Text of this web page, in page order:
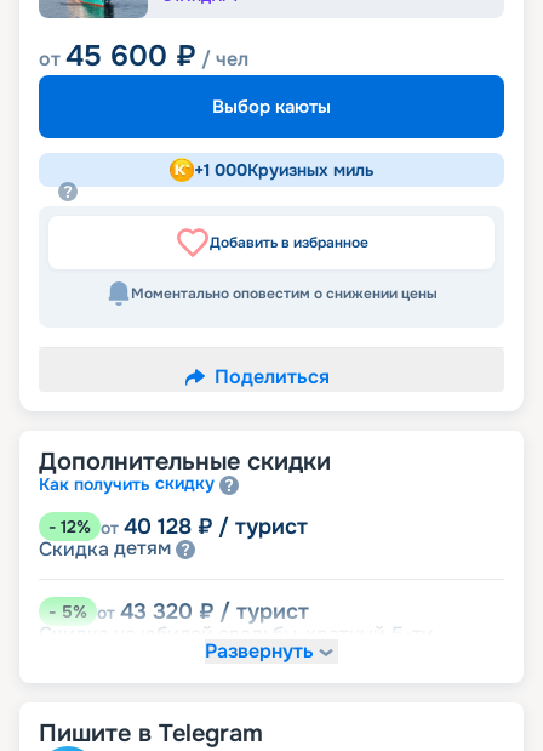
от45 600 ₽ / чел
Выбор каюты
+1 000Круизных миль
Добавить в избранное
Моментально оповестим о снижении цены
Поделиться
Дополнительные скидки
Как получить скидку
- 12% от 40 128 ₽ / турист
Скидка детям
-5% от 43 320 ₽ / турист
Скидка на юбилей свадьбы, кратный 5-ти
Развернуть
Пишите в Telegram